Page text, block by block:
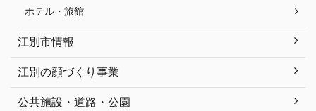
ホテル・旅館
江別市情報
江別の顔づくり事業
公共施設・道路・公園